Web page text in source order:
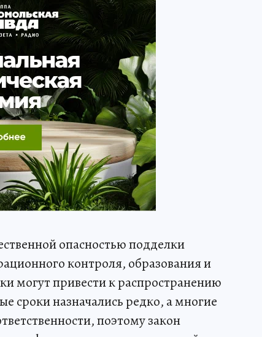
опасностью подделки
контроля, образования и
могут привести к распространению
сроки назначались редко, а многие
поэтому закон